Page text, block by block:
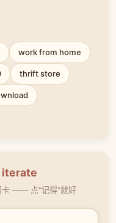
work from home
thrift store
iterate
卡 —— 点"记得"就好